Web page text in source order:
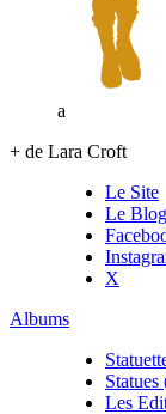
a
+ de Lara Croft
Le Site
Le Blog
X
Albums
Les